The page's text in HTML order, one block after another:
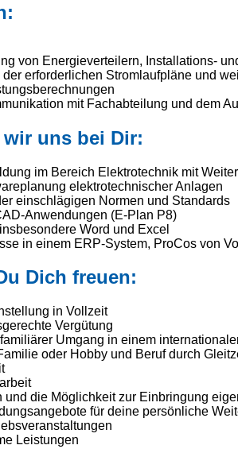
von Energieverteilern, Installations-
erforderlichen Stromlaufpläne und
mit Fachabteilung und dem
uns bei Dir:
im Bereich Elektrotechnik mit
elektrotechnischer Anlagen
einschlägigen Normen und Standards
Anwendungen (E-Plan P8)
Word und Excel
in einem ERP-System, ProCos von
Dich freuen:
in Vollzeit
Vergütung
Umgang in einem
oder Hobby und Beruf durch
und die Möglichkeit zur Einbringung
für deine persönliche
Leistungen